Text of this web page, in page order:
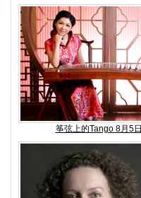
筝弦上的Tango 8月5日